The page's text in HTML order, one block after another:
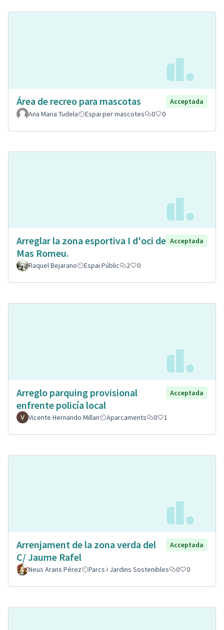
Área de recreo para mascotas
Acceptada
Ana Maria Tudela
Espai per mascotes 0 0
Arreglar la zona esportiva I d'oci de
Mas Romeu.
Acceptada
Raquel Bejarano Espai Públic 2 0
Arreglo parquing provisional
enfrente policía local
Acceptada
Vicente Hernando Millan Aparcaments 0 1
Arrenjament de la zona verda del
C/ Jaume Rafel
Acceptada
Neus Arans Pérez Parcs i Jardins Sostenibles 0 0